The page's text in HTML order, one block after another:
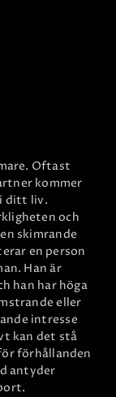
Oftast
kommer
ditt liv.
och
skimrande
en person
Han är
han har höga
eller
intresse
kan det stå
förhållanden
antyder